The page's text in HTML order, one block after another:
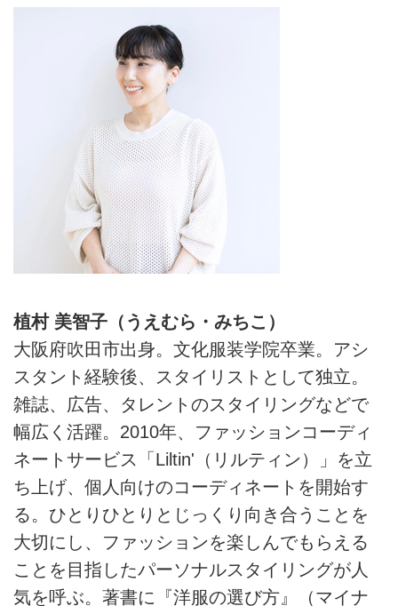
植村 美智子（うえむら・みちこ）
大阪府吹田市出身。文化服装学院卒業。アシ
スタント経験後、スタイリストとして独立。
雑誌、広告、タレントのスタイリングなどで
幅広く活躍。2010年、ファッションコーディ
ネートサービス「Liltin'（リルティン）」を立
ち上げ、個人向けのコーディネートを開始す
る。ひとりひとりとじっくり向き合うことを
大切にし、ファッションを楽しんでもらえる
ことを目指したパーソナルスタイリングが人
気を呼ぶ。著書に『洋服の選び方』（マイナ